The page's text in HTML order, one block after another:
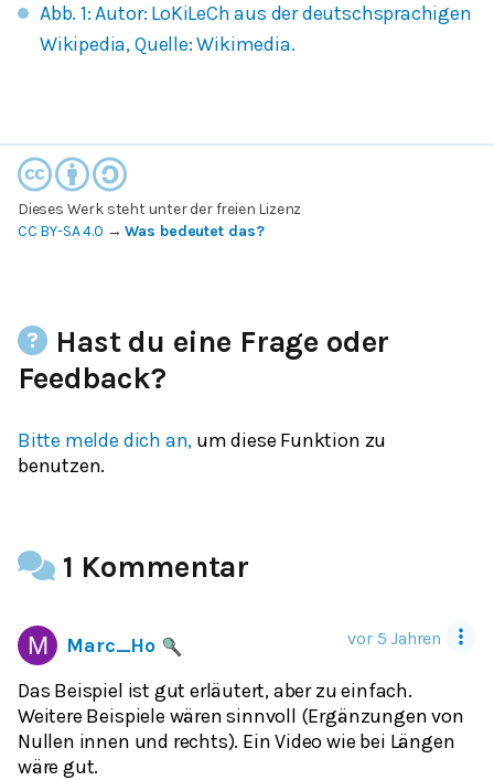
Abb. 1: Autor: LoKiLeCh aus der deutschsprachigen
Wikipedia, Quelle: Wikimedia.
Dieses Werk steht unter der freien Lizenz
CC BY-SA 4.0 →Was bedeutet das?
Hast du eine Frage oder
Feedback?
Bitte melde dich an, um diese Funktion zu
benutzen.
1 Kommentar
Marc_Ho vor 5 Jahren
Das Beispiel ist gut erläutert, aber zu einfach.
Weitere Beispiele wären sinnvoll (Ergänzungen von
Nullen innen und rechts). Ein Video wie bei Längen
wäre gut.